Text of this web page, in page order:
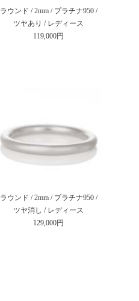
ラウンド / 2mm / プラチナ950 /
ツヤあり / レディース
119,000円
ラウンド / 2mm / プラチナ950 /
ツヤ消し / レディース
129,000円